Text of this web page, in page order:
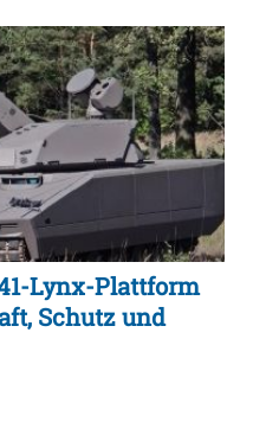
Lynx-Plattform
Schutz und